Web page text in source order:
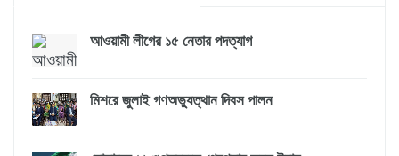
আওয়ামী লীগের ১৫ নেতার পদত্যাগ
মিশরে জুলাই গণঅভ্যুত্থান দিবস পালন